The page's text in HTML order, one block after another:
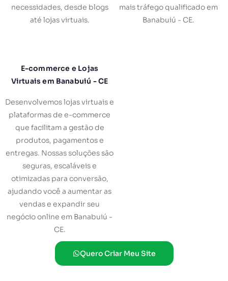
necessidades, desde blogs
até lojas virtuais.
mais tráfego qualificado em
Banabuiú - CE.
E-commerce e Lojas
Virtuais em Banabuiú - CE
Desenvolvemos lojas virtuais e
plataformas de e-commerce
que facilitam a gestão de
produtos, pagamentos e
entregas. Nossas soluções são
seguras, escaláveis e
otimizadas para conversão,
ajudando você a aumentar as
vendas e expandir seu
negócio online em Banabuiú -
CE.
Quero Criar Meu Site